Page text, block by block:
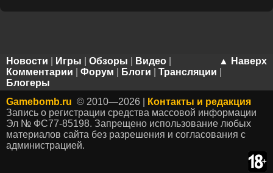
▲ Наверх
Новости Игры Обзоры Видео
Комментарии
Форум Блоги Трансляции
Блогеры
Gamebomb.ru © 2010—2026 |
Контакты и редакция
Запись о регистрации средства массовой информации
Эл № ФС77-85198. Запрещено использование любых
материалов сайта без разрешения и согласования с
администрацией.